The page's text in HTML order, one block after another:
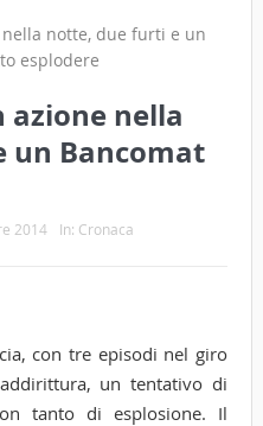
azione nella
un Bancomat
2014 In: Cronaca
con tre episodi nel giro
un tentativo di
tanto di esplosione. Il